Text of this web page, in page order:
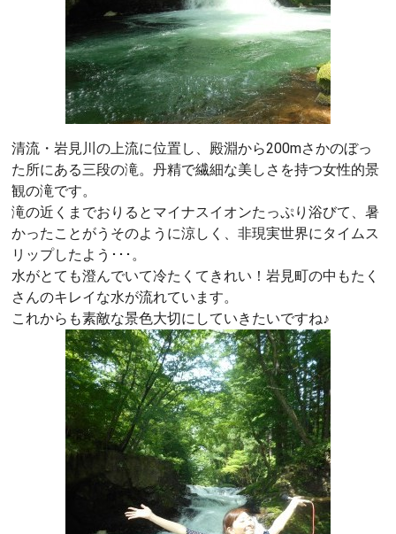
清流・岩見川の上流に位置し、殿淵から200mさかのぼっ
た所にある三段の滝。丹精で繊細な美しさを持つ女性的景
観の滝です。
滝の近くまでおりるとマイナスイオンたっぷり浴びて、暑
かったことがうそのように涼しく、非現実世界にタイムス
リップしたよう･･･。
水がとても澄んでいて冷たくてきれい！岩見町の中もたく
さんのキレイな水が流れています。
これからも素敵な景色大切にしていきたいですね♪